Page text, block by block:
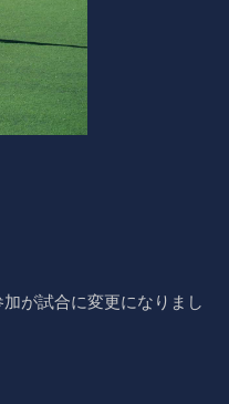
が試合に変更になりまし